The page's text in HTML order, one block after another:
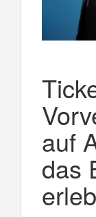
auf
das